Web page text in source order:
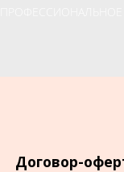
Договор-